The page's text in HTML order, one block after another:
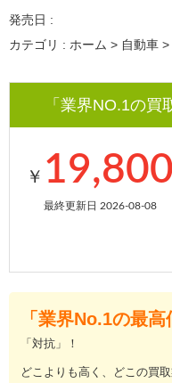
発売日 :
カテゴリ : ホーム > 自動車
「業界NO.1の買
￥ 19,800
最終更新日 2026-08-08
「業界No.1の最
「対抗」！
どこよりも高く、どこの買